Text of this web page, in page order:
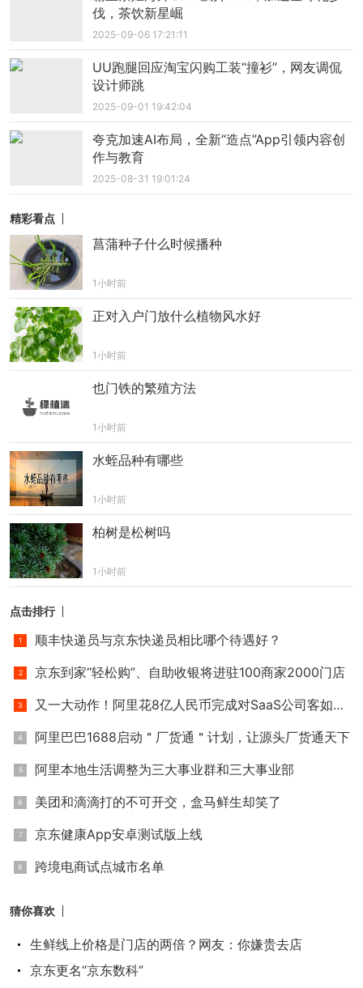
伐，茶饮新星崛
2025-09-06 17:21:11
UU跑腿回应淘宝闪购工装“撞衫”，网友调侃
设计师跳
2025-09-01 19:42:04
夸克加速AI布局，全新“造点”App引领内容创
作与教育
2025-08-31 19:01:24
精彩看点
菖蒲种子什么时候播种
1小时前
正对入户门放什么植物风水好
1小时前
也门铁的繁殖方法
1小时前
水蛭品种有哪些
1小时前
柏树是松树吗
1小时前
点击排行
顺丰快递员与京东快递员相比哪个待遇好？
京东到家“轻松购”、自助收银将进驻100商家2000门店
又一大动作！阿里花8亿人民币完成对SaaS公司客如云的收购
阿里巴巴1688启动＂厂货通＂计划，让源头厂货通天下
阿里本地生活调整为三大事业群和三大事业部
美团和滴滴打的不可开交，盒马鲜生却笑了
京东健康App安卓测试版上线
跨境电商试点城市名单
猜你喜欢
生鲜线上价格是门店的两倍？网友：你嫌贵去店
京东更名“京东数科”